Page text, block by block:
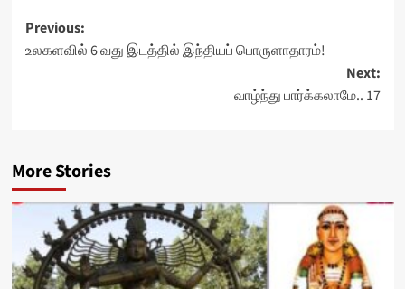
Post
navigation
Previous:
உலகளவில் 6 வது இடத்தில் இந்தியப் பொருளாதாரம்!
Next:
வாழ்ந்து பார்க்கலாமே.. 17
More Stories